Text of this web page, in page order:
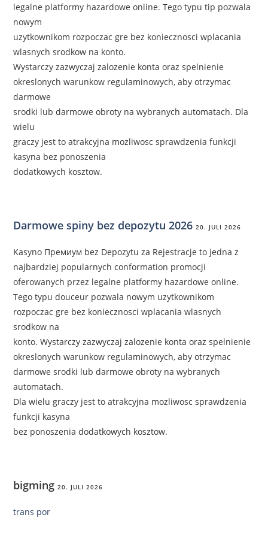
legalne platformy hazardowe online. Tego typu tip pozwala
nowym
uzytkownikom rozpoczac gre bez koniecznosci wplacania
wlasnych srodkow na konto.
Wystarczy zazwyczaj zalozenie konta oraz spelnienie
okreslonych warunkow regulaminowych, aby otrzymac
darmowe
srodki lub darmowe obroty na wybranych automatach. Dla
wielu
graczy jest to atrakcyjna mozliwosc sprawdzenia funkcji
kasyna bez ponoszenia
dodatkowych kosztow.
Darmowe spiny bez depozytu 2026 20. JULI 2026
Kasyno Премиум bez Depozytu za Rejestracje to jedna z
najbardziej popularnych conformation promocji
oferowanych przez legalne platformy hazardowe online.
Tego typu douceur pozwala nowym uzytkownikom
rozpoczac gre bez koniecznosci wplacania wlasnych
srodkow na
konto. Wystarczy zazwyczaj zalozenie konta oraz spelnienie
okreslonych warunkow regulaminowych, aby otrzymac
darmowe srodki lub darmowe obroty na wybranych
automatach.
Dla wielu graczy jest to atrakcyjna mozliwosc sprawdzenia
funkcji kasyna
bez ponoszenia dodatkowych kosztow.
bigming20. JULI 2026
trans por